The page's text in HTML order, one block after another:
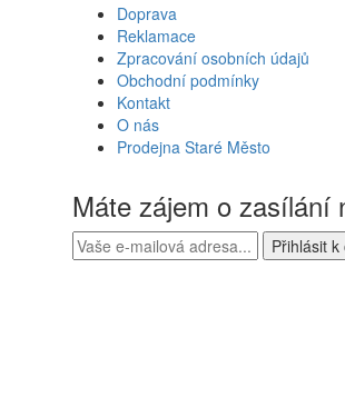
Doprava
Reklamace
Zpracování osobních údajů
Obchodní podmínky
Kontakt
O nás
Prodejna Staré Město
Máte zájem o zasílání